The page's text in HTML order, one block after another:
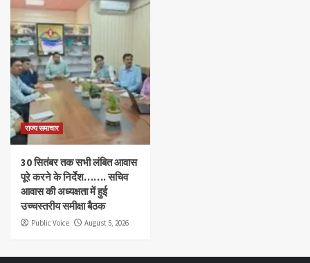
राज्य समाचार
30 सितंबर तक सभी लंबित आवास
पूरे करने के निर्देश……. सचिव
आवास की अध्यक्षता में हुई
उच्चस्तरीय समीक्षा बैठक
Public Voice August 5, 2026